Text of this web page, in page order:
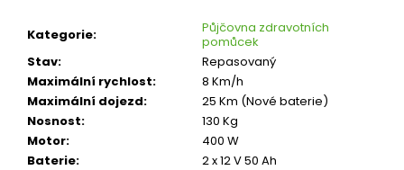
Kategorie:
Půjčovna zdravotních
pomůcek
Stav:
Repasovaný
Maximální rychlost:
8 Km/h
Maximální dojezd:
25 Km (Nové baterie)
Nosnost:
130 Kg
Motor:
400 W
Baterie:
2 x 12 V 50 Ah